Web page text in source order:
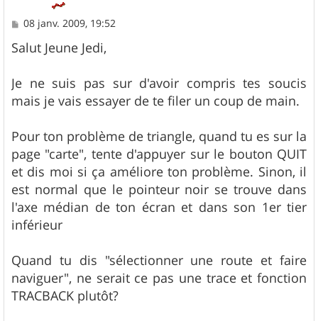
M
s
s
g
e
08 janv. 2009, 19:52
Salut Jeune Jedi,
Je ne suis pas sur d'avoir compris tes soucis
mais je vais essayer de te filer un coup de main.
Pour ton problème de triangle, quand tu es sur la
page "carte", tente d'appuyer sur le bouton QUIT
et dis moi si ça améliore ton problème. Sinon, il
est normal que le pointeur noir se trouve dans
l'axe médian de ton écran et dans son 1er tier
inférieur
Quand tu dis "sélectionner une route et faire
naviguer", ne serait ce pas une trace et fonction
TRACBACK plutôt?